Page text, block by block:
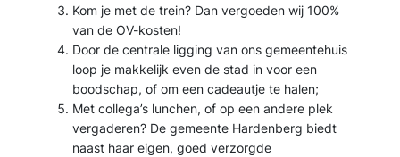
Kom je met de trein? Dan vergoeden wij 100%
van de OV-kosten!
Door de centrale ligging van ons gemeentehuis
loop je makkelijk even de stad in voor een
boodschap, of om een cadeautje te halen;
Met collega’s lunchen, of op een andere plek
vergaderen? De gemeente Hardenberg biedt
naast haar eigen, goed verzorgde